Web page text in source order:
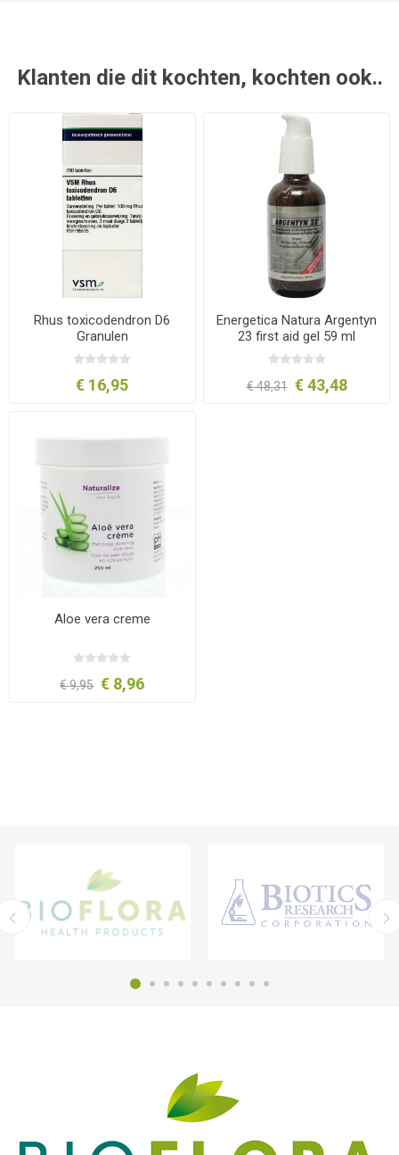
Klanten die dit kochten, kochten ook..
Rhus toxicodendron D6
Granulen
€ 16,95
Energetica Natura Argentyn
23 first aid gel 59 ml
€ 48,31 € 43,48
Aloe vera creme
€ 9,95 € 8,96